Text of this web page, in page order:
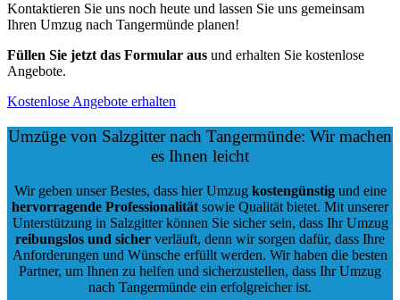
Kontaktieren Sie uns noch heute und lassen Sie uns gemeinsam
Ihren Umzug nach Tangermünde planen!
Füllen Sie jetzt das Formular aus und erhalten Sie kostenlose
Angebote.
Kostenlose Angebote erhalten
Umzüge von Salzgitter nach Tangermünde: Wir machen
es Ihnen leicht
Wir geben unser Bestes, dass hier Umzug kostengünstigund eine
hervorragende Professionalität sowie Qualität bietet. Mit unserer
Unterstützung in Salzgitter können Sie sicher sein, dass Ihr Umzug
reibungslos und sicher verläuft, denn wir sorgen dafür, dass Ihre
Anforderungen und Wünsche erfüllt werden. Wir haben die besten
Partner, um Ihnen zu helfen und sicherzustellen, dass Ihr Umzug
nach Tangermünde ein erfolgreicher ist.